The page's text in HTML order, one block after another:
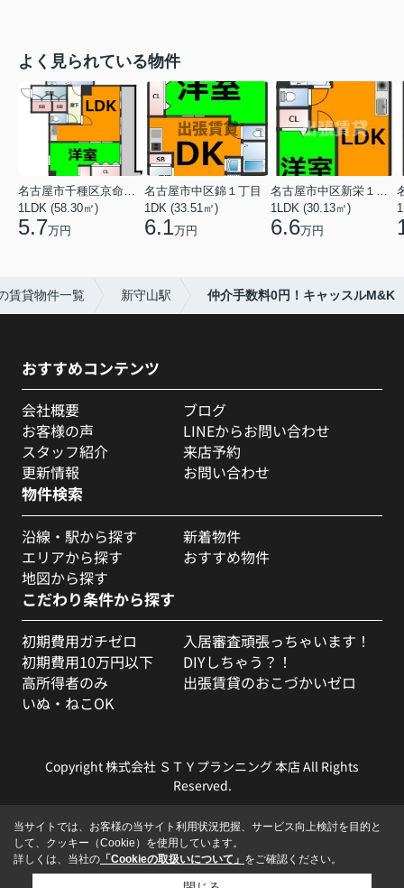
よく見られている物件
1LDK (58.30㎡)
5.7万円
名古屋市中区錦１丁目
1DK (33.51㎡)
6.1万円
1LDK (30.13㎡)
6.6万円
賃貸物件一覧 新守山駅 仲介手数料0円！キャッスルM&K
おすすめコンテンツ
会社概要
お客様の声
スタッフ紹介
更新情報
ブログ
LINEからお問い合わせ
来店予約
お問い合わせ
物件検索
沿線・駅から探す
エリアから探す
地図から探す
新着物件
おすすめ物件
こだわり条件から探す
初期費用ガチゼロ
初期費用10万円以下
高所得者のみ
いぬ・ねこOK
入居審査頑張っちゃいます！
DIYしちゃう？！
出張賃貸のおこづかいゼロ
Copyright 株式会社 ＳＴＹプランニング 本店 All Rights
Reserved.
当サイトでは、お客様の当サイト利用状況把握、サービス向上検討を目的と
して、クッキー（Cookie）を使用しています。
詳しくは、当社の 「Cookieの取扱いについて」 をご確認ください。